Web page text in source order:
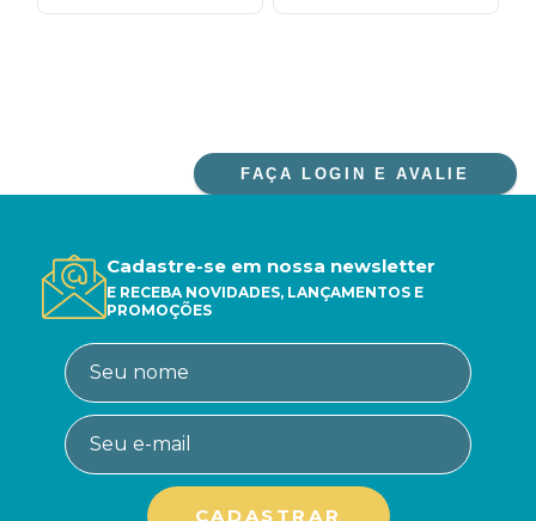
FAÇA LOGIN E AVALIE
Cadastre-se em nossa newsletter
E RECEBA NOVIDADES, LANÇAMENTOS E
PROMOÇÕES